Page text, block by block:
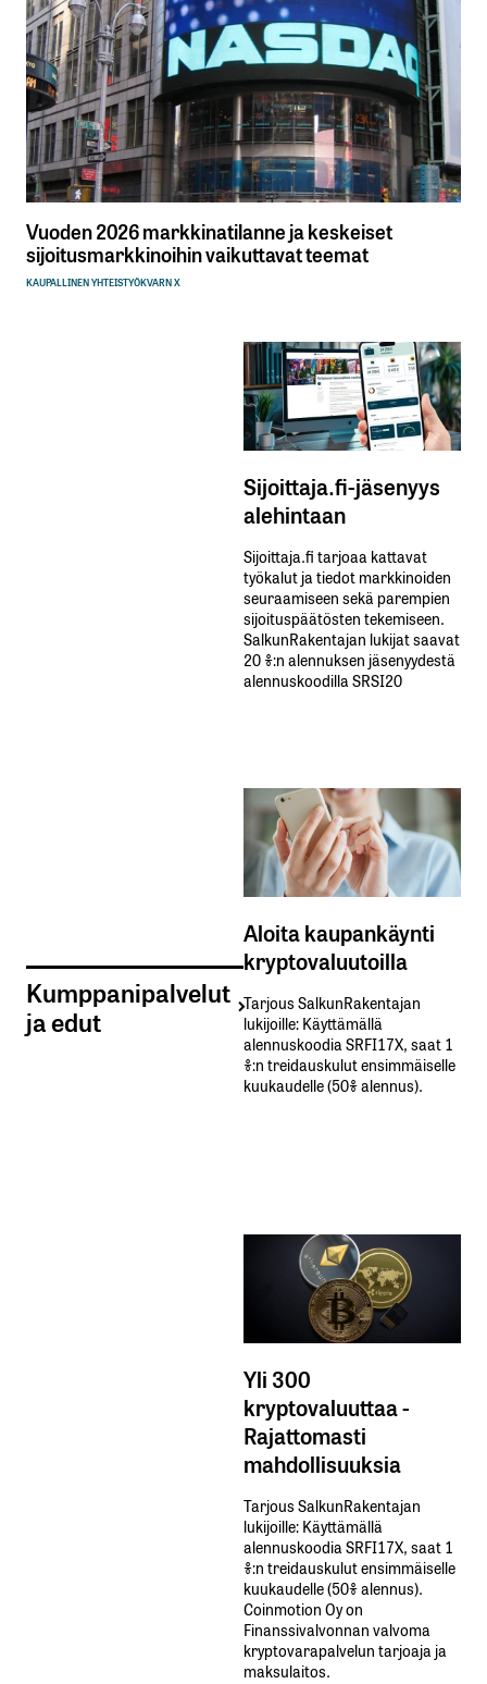
Vuoden 2026 markkinatilanne ja keskeiset
sijoitusmarkkinoihin vaikuttavat teemat
KAUPALLINEN YHTEISTYÖKVARN X
Kumppanipalvelut
ja edut
Sijoittaja.fi-jäsenyys
alehintaan
Sijoittaja.fi tarjoaa kattavat
työkalut ja tiedot markkinoiden
seuraamiseen sekä parempien
sijoituspäätösten tekemiseen.
SalkunRakentajan lukijat saavat
20 %:n alennuksen jäsenyydestä
alennuskoodilla SRSI20
Aloita kaupankäynti
kryptovaluutoilla
Tarjous SalkunRakentajan
lukijoille: Käyttämällä​ ​
alennuskoodia​ ​SRFI17X,​ ​saat​ ​1
%:n treidauskulut​ ​ensimmäiselle​ ​
kuukaudelle​ ​(50%​ ​alennus).
Yli 300
kryptovaluuttaa -
Rajattomasti
mahdollisuuksia
Tarjous SalkunRakentajan
lukijoille: Käyttämällä​ ​
alennuskoodia​ ​SRFI17X,​ ​saat​ ​1
%:n treidauskulut​ ​ensimmäiselle​ ​
kuukaudelle​ ​(50%​ ​alennus).
Coinmotion Oy on
Finanssivalvonnan valvoma
kryptovarapalvelun tarjoaja ja
maksulaitos.